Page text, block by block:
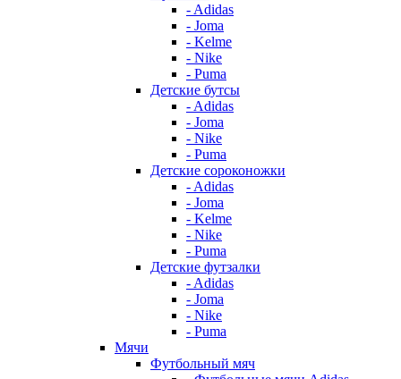
- Adidas
- Joma
- Kelme
- Nike
- Puma
Детские бутсы
- Adidas
- Joma
- Nike
- Puma
Детские сороконожки
- Adidas
- Joma
- Kelme
- Nike
- Puma
Детские футзалки
- Adidas
- Joma
- Nike
- Puma
Мячи
Футбольный мяч